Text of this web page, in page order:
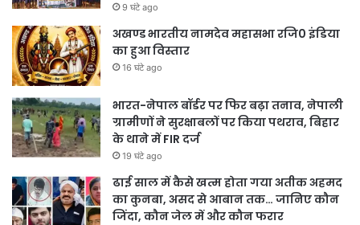
9 घंटे ago
अखण्ड भारतीय नामदेव महासभा रजि0 इंडिया
का हुआ विस्तार
16 घंटे ago
भारत-नेपाल बॉर्डर पर फिर बढ़ा तनाव, नेपाली
ग्रामीणों ने सुरक्षाबलों पर किया पथराव, बिहार
के थाने में FIR दर्ज
19 घंटे ago
ढाई साल में कैसे खत्म होता गया अतीक अहमद
का कुनबा, असद से आबान तक… जानिए कौन
जिंदा, कौन जेल में और कौन फरार